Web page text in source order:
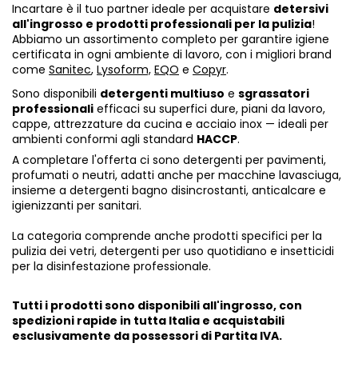
Incartare è il tuo partner ideale per acquistare detersivi
all'ingrosso e prodotti professionali per la pulizia!
Abbiamo un assortimento completo per garantire igiene
certificata in ogni ambiente di lavoro, con i migliori brand
come Sanitec, Lysoform, EQO e Copyr.
Sono disponibili detergenti multiuso e sgrassatori
professionali efficaci su superfici dure, piani da lavoro,
cappe, attrezzature da cucina e acciaio inox — ideali per
ambienti conformi agli standard HACCP.
A completare l'offerta ci sono detergenti per pavimenti,
profumati o neutri, adatti anche per macchine lavasciuga,
insieme a detergenti bagno disincrostanti, anticalcare e
igienizzanti per sanitari.
La categoria comprende anche prodotti specifici per la
pulizia dei vetri, detergenti per uso quotidiano e insetticidi
per la disinfestazione professionale.
Tutti i prodotti sono disponibili all'ingrosso, con
spedizioni rapide in tutta Italia e acquistabili
esclusivamente da possessori di Partita IVA.